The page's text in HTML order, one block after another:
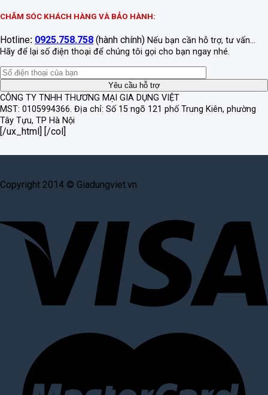
CHĂM SÓC KHÁCH HÀNG VÀ BẢO HÀNH:
Hotline: 0925.758.758 (hành chính) Nếu bạn cần hỗ trợ, tư vấn...
Hãy để lại số điện thoại để chúng tôi gọi cho bạn ngay nhé.
CÔNG TY TNHH THƯƠNG MẠI GIA DỤNG VIỆT
MST: 0105994366. Địa chỉ: Số 15 ngõ 121 phố Trung Kiên, phường
Tây Tựu, TP Hà Nội
[/ux_html] [/col]
Copyright 2014 © Giadungviet.vn